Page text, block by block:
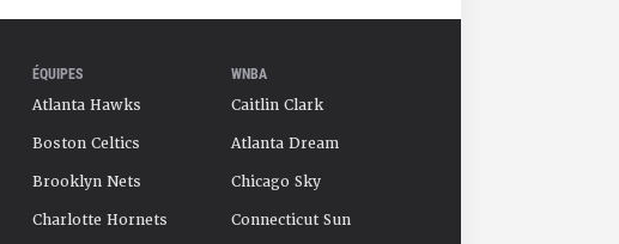
ÉQUIPES
Atlanta Hawks
Boston Celtics
Brooklyn Nets
Charlotte Hornets
WNBA
Caitlin Clark
Atlanta Dream
Chicago Sky
Connecticut Sun